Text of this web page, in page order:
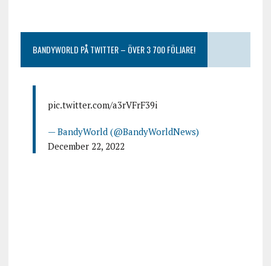
BANDYWORLD PÅ TWITTER – ÖVER 3 700 FÖLJARE!
pic.twitter.com/a3rVFrF39i
— BandyWorld (@BandyWorldNews)
December 22, 2022